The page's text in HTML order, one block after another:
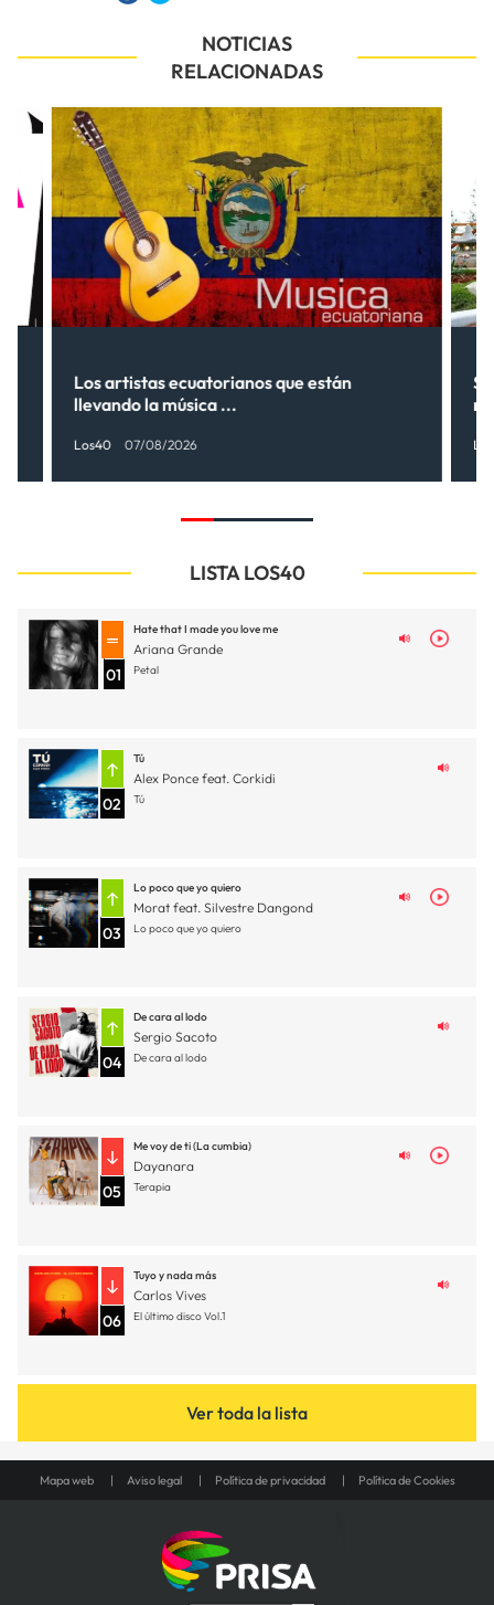
NOTICIAS
RELACIONADAS
Los artistas ecuatorianos que están
llevando la música ...
Los40 07/08/2026
LISTA LOS40
01
Hate that I made you love me
Ariana Grande
Petal
02
Tú
Alex Ponce feat. Corkidi
Tú
03
Lo poco que yo quiero
Morat feat. Silvestre Dangond
Lo poco que yo quiero
04
De cara al lodo
Sergio Sacoto
De cara al lodo
05
Me voy de ti (La cumbia)
Dayanara
Terapia
06
Tuyo y nada más
Carlos Vives
El último disco Vol.1
Ver toda la lista
Mapa web Aviso legal Política de privacidad Política de Cookies